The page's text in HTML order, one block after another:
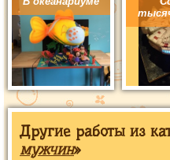
Другие работы из
мужчин»